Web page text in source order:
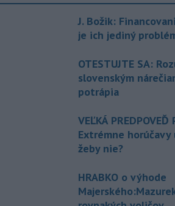
J. Božik:
je ich jediný
OTESTUJTE SA:
slovenským
potrápia
VEĽKÁ PREDPOVEĎ
Extrémne
žeby nie?
HRABKO o výhode